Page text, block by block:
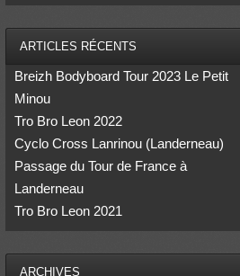
ARTICLES RÉCENTS
Breizh Bodyboard Tour 2023 Le Petit
Minou
Tro Bro Leon 2022
Cyclo Cross Lanrinou (Landerneau)
Passage du Tour de France à
Landerneau
Tro Bro Leon 2021
ARCHIVES